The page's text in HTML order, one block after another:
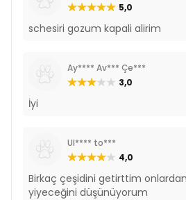
5,0
schesiri gozum kapali alirim
Ay**** Av*** Çe***
3,0
İyi
Ul**** to***
4,0
Birkaç çeşidini getirttim
yiyeceğini düşünüyorum